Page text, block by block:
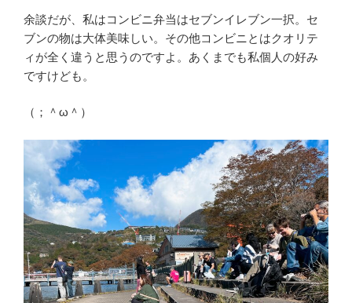
余談だが、私はコンビニ弁当はセブンイレブン一択。セ
ブンの物は大体美味しい。その他コンビニとはクオリテ
ィが全く違うと思うのですよ。あくまでも私個人の好み
ですけども。
（；＾ω＾）